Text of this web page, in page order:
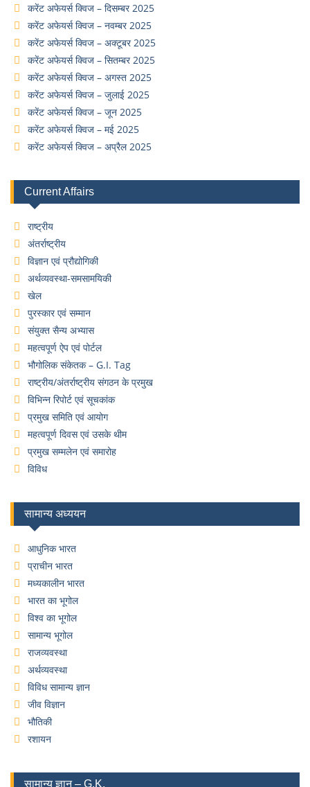
करेंट अफेयर्स क्विज – दिसम्बर 2025
करेंट अफेयर्स क्विज – नवम्बर 2025
करेंट अफेयर्स क्विज – अक्टूबर 2025
करेंट अफेयर्स क्विज – सितम्बर 2025
करेंट अफेयर्स क्विज – अगस्त 2025
करेंट अफेयर्स क्विज – जुलाई 2025
करेंट अफेयर्स क्विज – जून 2025
करेंट अफेयर्स क्विज – मई 2025
करेंट अफेयर्स क्विज – अप्रैल 2025
Current Affairs
राष्ट्रीय
अंतर्राष्ट्रीय
विज्ञान एवं प्रौद्योगिकी
अर्थव्यवस्था-समसामयिकी
खेल
पुरस्कार एवं सम्मान
संयुक्त सैन्य अभ्यास
महत्वपूर्ण ऐप एवं पोर्टल
भौगोलिक संकेतक – G.I. Tag
राष्ट्रीय/अंतर्राष्ट्रीय संगठन के प्रमुख
विभिन्न रिपोर्ट एवं सूचकांक
प्रमुख समिति एवं आयोग
महत्वपूर्ण दिवस एवं उसके थीम
प्रमुख सम्मलेन एवं समारोह
विविध
सामान्य अध्ययन
आधुनिक भारत
प्राचीन भारत
मध्यकालीन भारत
भारत का भूगोल
विश्व का भूगोल
सामान्य भूगोल
राजव्यवस्था
अर्थव्यवस्था
विविध सामान्य ज्ञान
जीव विज्ञान
भौतिकी
रशायन
सामान्य ज्ञान – G.K.